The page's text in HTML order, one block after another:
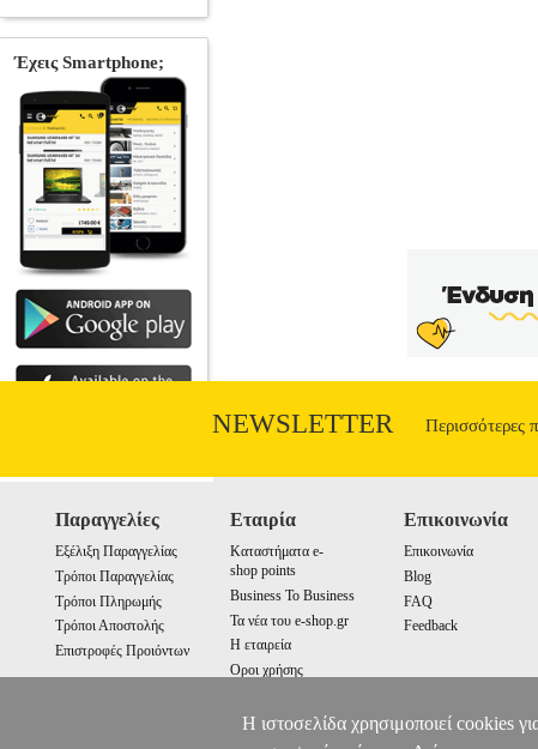
NEWSLETTER Περισσότερες
Παραγγελίες
Εξέλιξη Παραγγελίας
Τρόποι Παραγγελίας
Τρόποι Πληρωμής
Τρόποι Αποστολής
Επιστροφές Προιόντων
Εταιρία
Καταστήματα e-
shop points
Business To Business
Τα νέα του e-shop.gr
Η εταιρεία
Οροι χρήσης
Επικοινωνία
Επικοινωνία
Blog
FAQ
Feedback
Η ιστοσελίδα χρησιμοποιεί cookies